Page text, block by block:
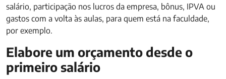
salário, participação nos lucros da empresa, bônus, IPVA ou
gastos com a volta às aulas, para quem está na faculdade,
por exemplo.
Elabore um orçamento desde o
primeiro salário